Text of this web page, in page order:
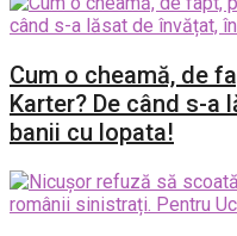
Cum o cheamă, de
Karter? De când s-a
banii cu lopata!